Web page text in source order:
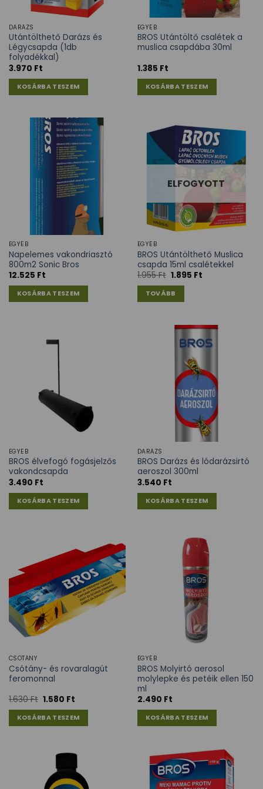
DARÁZS
Utántölthető Darázs és
Légycsapda (1db
folyadékkal)
3.970 Ft
KOSÁRBA TESZEM
EGYÉB
BROS Utántöltő csalétek a
muslica csapdába 30ml
1.385 Ft
KOSÁRBA TESZEM
EGYÉB
Napelemes vakondriasztó
800m2 Sonic Bros
12.525 Ft
KOSÁRBA TESZEM
ELFOGYOTT
EGYÉB
BROS Utántölthető Muslica
csapda 15ml csalétekkel
1.955Ft 1.895 Ft
TOVÁBB
EGYÉB
BROS élvefogó fogásjelzős
vakondcsapda
3.490 Ft
KOSÁRBA TESZEM
DARÁZS
BROS Darázs és lódarázsirtó
aeroszol 300ml
3.540 Ft
KOSÁRBA TESZEM
CSÓTÁNY
Csótány- és rovaralagút
feromonnal
1.630Ft 1.580 Ft
KOSÁRBA TESZEM
EGYÉB
BROS Molyirtó aerosol
molylepke és petéik ellen 150
ml
2.490 Ft
KOSÁRBA TESZEM